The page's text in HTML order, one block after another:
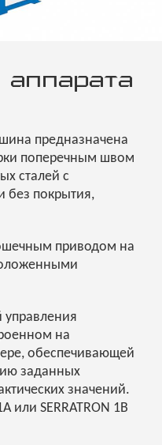
аппарата
предназначена
поперечным швом
сталей с
без покрытия,
приводом на
на
обеспечивающей
заданных
значений.
или SERRATRON 1В